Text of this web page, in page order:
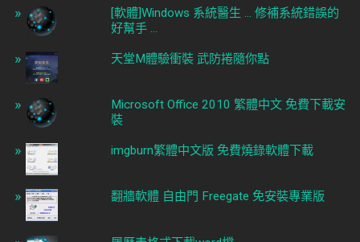
[軟體]Windows 系統醫生 ... 修補系統錯誤的
好幫手 ...
天堂M體驗衝裝 武防捲隨你點
Microsoft Office 2010 繁體中文 免費下載安
裝
imgburn繁體中文版 免費燒錄軟體下載
翻牆軟體 自由門 Freegate 免安裝專業版